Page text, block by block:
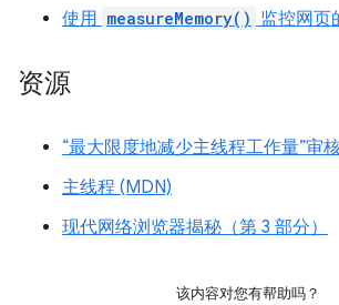
使用 measureMemory() 监控网页
资源
“最大限度地减少主线程工作量”审
主线程 (MDN)
现代网络浏览器揭秘（第 3 部分）
该内容对您有帮助吗？